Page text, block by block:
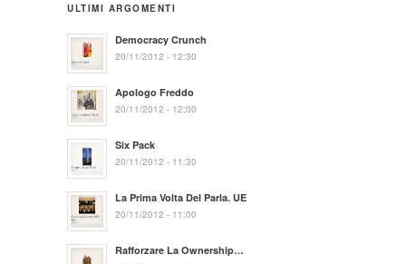
ULTIMI ARGOMENTI
Democracy Crunch
20/11/2012 - 12:30
Apologo Freddo
20/11/2012 - 12:00
Six Pack
20/11/2012 - 11:30
La Prima Volta Del Parla. UE
20/11/2012 - 11:00
Rafforzare La Ownership…